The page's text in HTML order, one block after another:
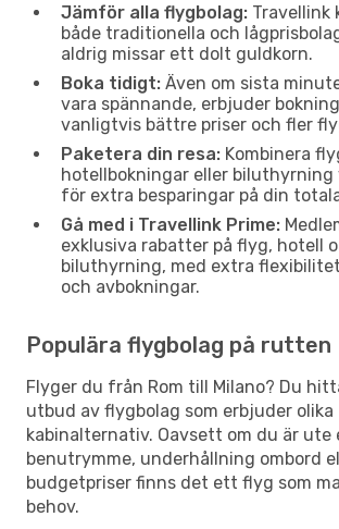
Jämför alla flygbolag: Travellink
både traditionella och
aldrig missar ett dolt guldkorn.
Boka tidigt: Även om sista
vara spännande, erbjuder
vanligtvis bättre priser och fler
Paketera din resa: Kombinera
hotellbokningar eller biluthyrning
för extra besparingar på din
Gå med i Travellink Prime:
exklusiva rabatter på flyg, hotell
biluthyrning, med extra
och avbokningar.
Populära flygbolag på rutten
Flyger du från Rom till Milano? Du
utbud av flygbolag som erbjuder olika
kabinalternativ. Oavsett om du är
benutrymme, underhållning ombord
budgetpriser finns det ett flyg som
behov.